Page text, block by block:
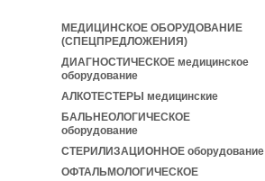
МЕДИЦИНСКОЕ ОБОРУДОВАНИЕ
(СПЕЦПРЕДЛОЖЕНИЯ)
ДИАГНОСТИЧЕСКОЕ медицинское
оборудование
АЛКОТЕСТЕРЫ медицинские
БАЛЬНЕОЛОГИЧЕСКОЕ
оборудование
СТЕРИЛИЗАЦИОННОЕ оборудование
ОФТАЛЬМОЛОГИЧЕСКОЕ